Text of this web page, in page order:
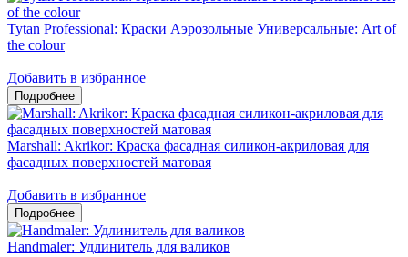
Tytan Professional: Краски Аэрозольные Универсальные: Art of
the colour
Добавить в избранное
Marshall: Akrikor: Краска фасадная силикон-акриловая для
фасадных поверхностей матовая
Добавить в избранное
Handmaler: Удлинитель для валиков